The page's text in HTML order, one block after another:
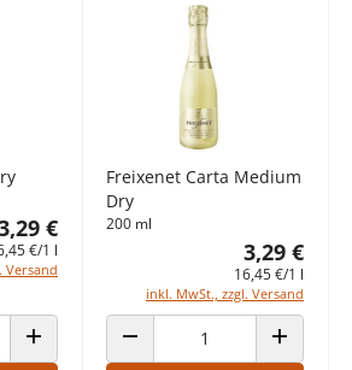
€
€/1 l
Versand
ANZAHL ERHÖHEN
Freixenet Carta Medium
Dry
200 ml
3,29 €
16,45 €/1 l
inkl. MwSt., zzgl. Versand
ANZAHL VERRINGERN ANZAHL